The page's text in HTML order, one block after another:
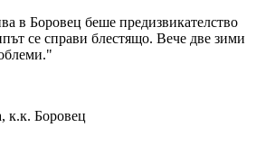
в Боровец беше предизвикателство
се справи блестящо. Вече две зими
"
к.к. Боровец